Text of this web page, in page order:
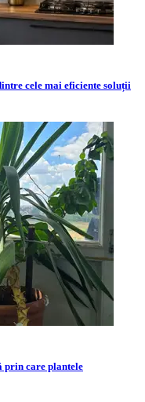
cele mai eficiente soluții
prin care plantele